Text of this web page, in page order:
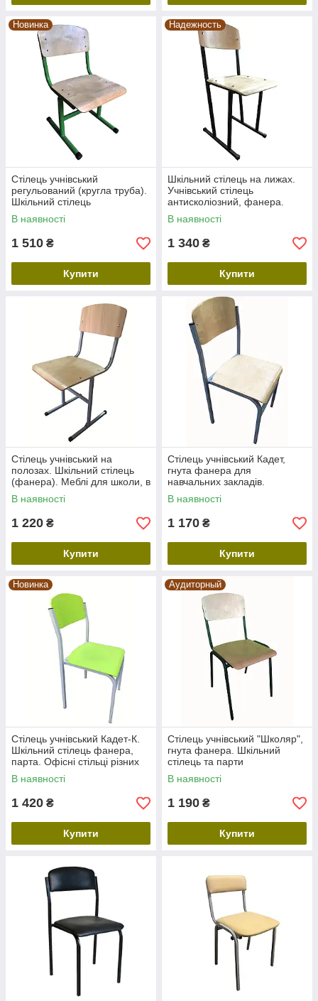
Новинка
Стілець учнівський
регульований (кругла труба).
Шкільний стілець
трансформер, гнута фанера.
Парти для школи
В наявності
1 510 ₴
Купити
Надежность
Шкільний стілець на лижах.
Учнівський стілець
антисколіозний, фанера.
Парти та стільці для школи
В наявності
1 340 ₴
Купити
Стілець учнівський на
полозах. Шкільний стілець
(фанера). Меблі для школи, в
актовий зал
В наявності
1 220 ₴
Купити
Стілець учнівський Кадет,
гнута фанера для
навчальних закладів.
Шкільний стілець та парта
для класу, в актовий зал
В наявності
1 170 ₴
Купити
Новинка
Стілець учнівський Кадет-К.
Шкільний стілець фанера,
парта. Офісні стільці різних
кольорів
В наявності
1 420 ₴
Купити
Аудиторный
Стілець учнівський "Школяр",
гнута фанера. Шкільний
стілець та парти
В наявності
1 190 ₴
Купити